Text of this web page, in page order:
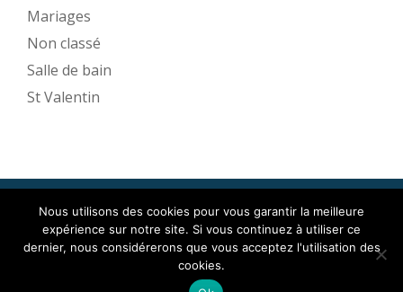
Mariages
Non classé
Salle de bain
St Valentin
Mise en Espace ©2017
Menu
fièrement propulsé par
Nous utilisons des cookies pour vous garantir la meilleure
expérience sur notre site. Si vous continuez à utiliser ce
dernier, nous considérerons que vous acceptez l'utilisation des
cookies.